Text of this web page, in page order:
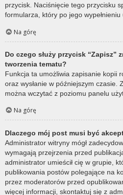
przycisk. Naciśnięcie tego przycisku
formularza, który po jego wypełnieniu
Na górę
Do czego służy przycisk “Zapisz”
tworzenia tematu?
Funkcja ta umożliwia zapisanie kopii
oraz wysłanie w późniejszym czasie.
można wczytać z poziomu panelu
Na górę
Dlaczego mój post musi być
Administrator witryny mógł
wymagają przejrzenia przed
administrator umieścił cię w grupie,
publikowania postów polegające na
przez moderatorów przed
więcej informacji, skontaktuj się z